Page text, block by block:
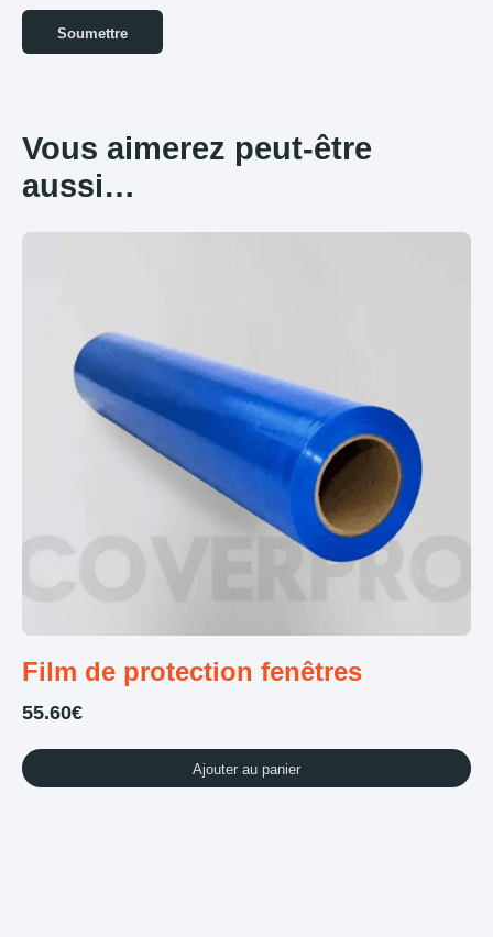
Vous aimerez peut-être
aussi…
Film de protection fenêtres
55.60€
Ajouter au panier